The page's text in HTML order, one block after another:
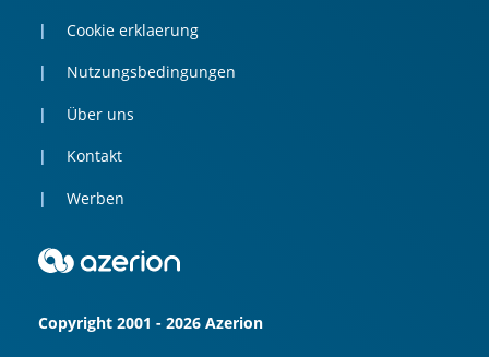
Cookie erklaerung
Nutzungsbedingungen
Über uns
Kontakt
Werben
Copyright 2001 - 2026 Azerion